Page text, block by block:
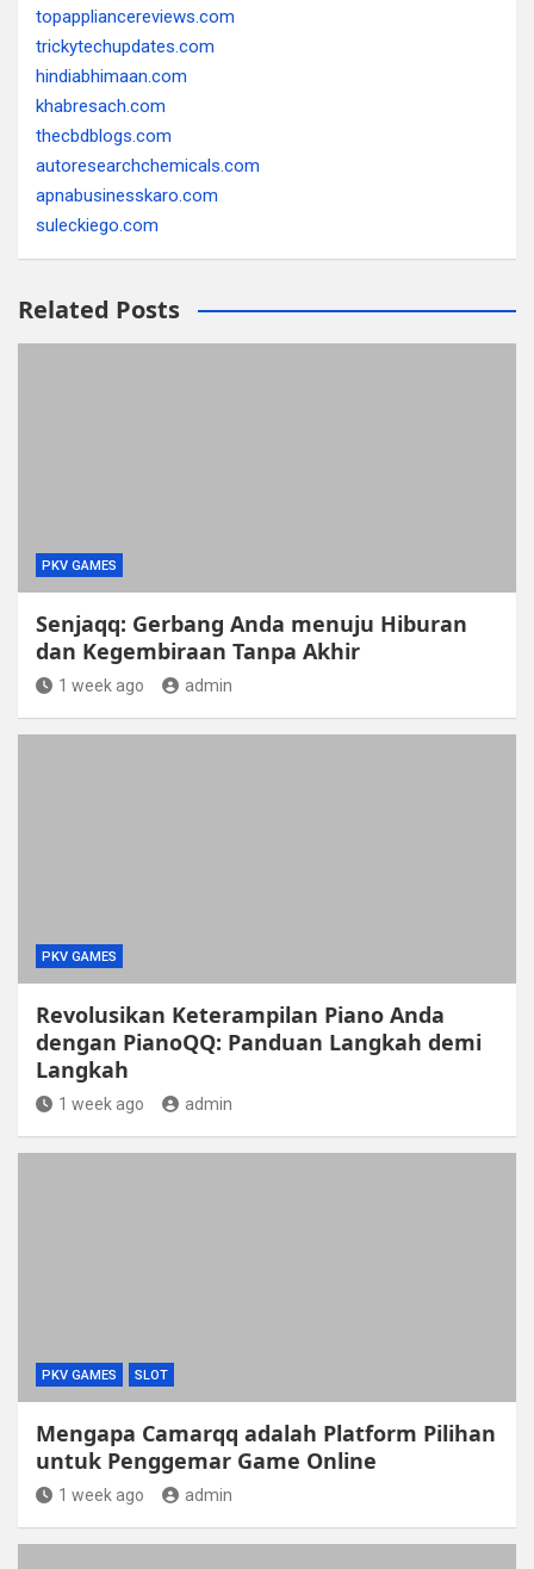
topappliancereviews.com
trickytechupdates.com
hindiabhimaan.com
khabresach.com
thecbdblogs.com
autoresearchchemicals.com
apnabusinesskaro.com
suleckiego.com
Related Posts
PKV GAMES
Senjaqq: Gerbang Anda menuju Hiburan
dan Kegembiraan Tanpa Akhir
1 week ago admin
PKV GAMES
Revolusikan Keterampilan Piano Anda
dengan PianoQQ: Panduan Langkah demi
Langkah
1 week ago admin
PKV GAMES SLOT
Mengapa Camarqq adalah Platform Pilihan
untuk Penggemar Game Online
1 week ago admin